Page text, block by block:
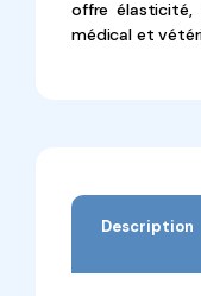
offre élasticité,
médical et
Description